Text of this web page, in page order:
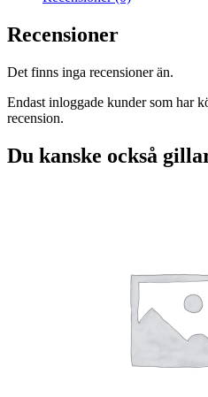
Recensioner
Det finns inga recensioner än.
Endast inloggade kunder som har
recension.
Du kanske också